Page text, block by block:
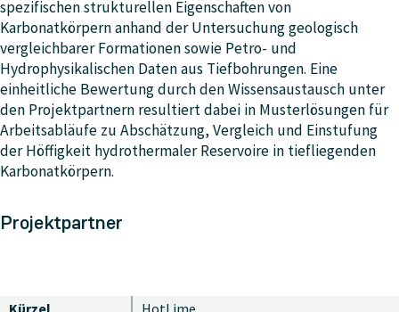
spezifischen strukturellen Eigenschaften von
Karbonatkörpern anhand der Untersuchung geologisch
vergleichbarer Formationen sowie Petro- und
Hydrophysikalischen Daten aus Tiefbohrungen. Eine
einheitliche Bewertung durch den Wissensaustausch unter
den Projektpartnern resultiert dabei in Musterlösungen für
Arbeitsabläufe zu Abschätzung, Vergleich und Einstufung
der Höffigkeit hydrothermaler Reservoire in tiefliegenden
Karbonatkörpern.
Projektpartner
Kürzel
HotLime